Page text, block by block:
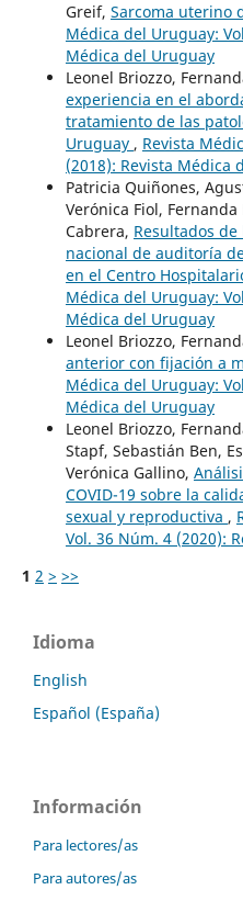
Greif, Sarcoma uterino
Médica del Uruguay:
Médica del Uruguay
Leonel Briozzo,
experiencia en el
tratamiento de las
Uruguay , Revista
(2018): Revista Médica
Patricia Quiñones,
Verónica Fiol,
Cabrera, Resultados
nacional de auditoría
en el Centro
Médica del Uruguay:
Médica del Uruguay
Leonel Briozzo,
anterior con fijación a
Médica del Uruguay:
Médica del Uruguay
Leonel Briozzo,
Stapf, Sebastián Ben,
Verónica Gallino,
COVID-19 sobre la
sexual y reproductiva ,
Vol. 36 Núm. 4 (2020):
1 2 > >>
Idioma
English
Español (España)
Información
Para lectores/as
Para autores/as